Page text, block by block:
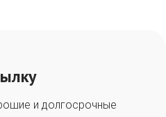
и долгосрочные